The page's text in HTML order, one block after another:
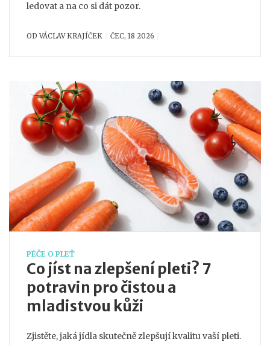
ledovat a na co si dát pozor.
ODVÁCLAV KRAJÍČEK ČEC, 18 2026
PÉČE O PLEŤ
Co jíst na zlepšení pleti? 7
potravin pro čistou a
mladistvou kůži
Zjistěte, jaká jídla skutečně zlepšují kvalitu vaší pleti.